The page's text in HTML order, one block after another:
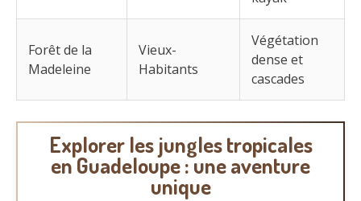
Forêt de la
Madeleine
Vieux-
Habitants
Végétation
dense et
cascades
Explorer les jungles tropicales
en Guadeloupe : une aventure
unique